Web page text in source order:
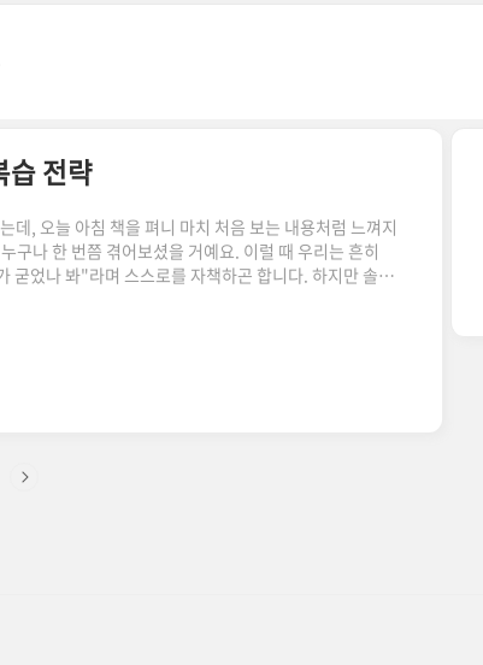
습 전략
데, 오늘 아침 책을 펴니 마치 처음 보는 내용처럼 느껴지
구나 한 번쯤 겪어보셨을 거예요. 이럴 때 우리는 흔히
굳었나 봐"라며 스스로를 자책하곤 합니다. 하지만 솔직
볼 때, 우리 뇌는 생존에 당장 필요 없는 정보는 과감히 삭
니까요.공부한 내용을 잊지 않게 만드는 핵심은 뇌의 이
. 뇌에게 "이 정보는 생존에..